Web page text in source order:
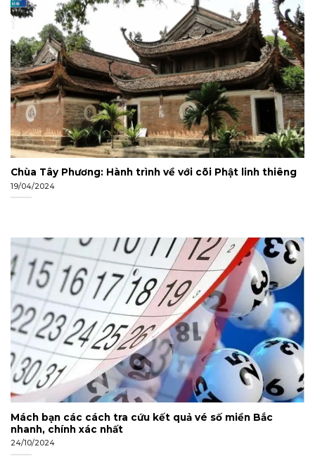
Chùa Tây Phương: Hành trình về với cõi Phật linh thiêng
19/04/2024
Mách bạn các cách tra cứu kết quả vé số miền Bắc
nhanh, chính xác nhất
24/10/2024